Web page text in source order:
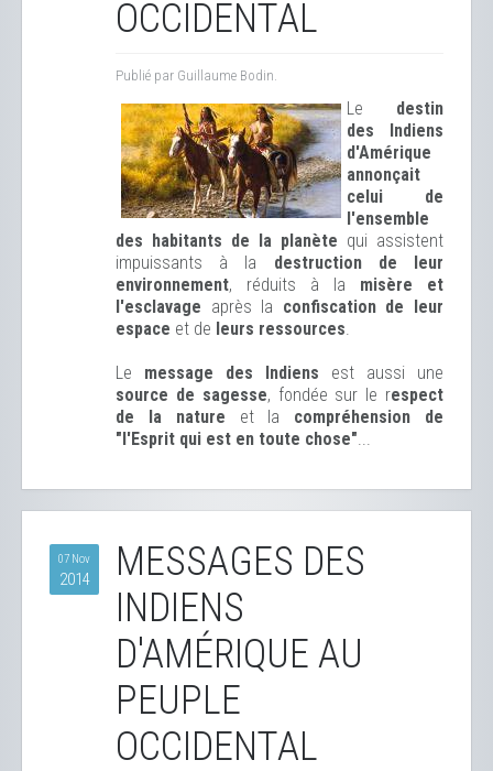
OCCIDENTAL
Publié par Guillaume Bodin.
Le destin
des Indiens
d'Amérique
annonçait
celui de
l'ensemble
des habitants de la planète qui assistent
impuissants à la destruction de leur
environnement, réduits à la misère et
l'esclavage après la confiscation de leur
espace et de leurs ressources.
Le message des Indiens est aussi une
source de sagesse, fondée sur le respect
de la nature et la compréhension de
"l'Esprit qui est en toute chose"...
07 Nov
2014
MESSAGES DES
INDIENS
D'AMÉRIQUE AU
PEUPLE
OCCIDENTAL